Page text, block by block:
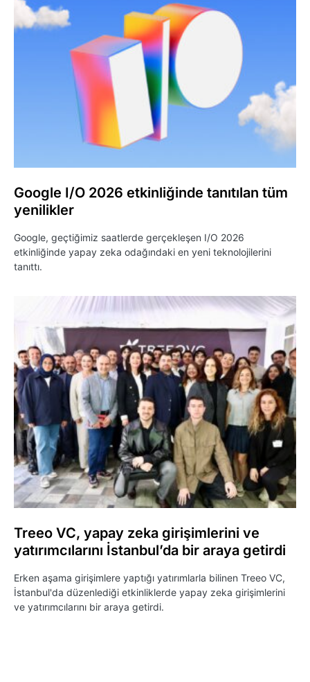
Google I/O 2026 etkinliğinde tanıtılan tüm
yenilikler
Google, geçtiğimiz saatlerde gerçekleşen I/O 2026
etkinliğinde yapay zeka odağındaki en yeni teknolojilerini
tanıttı.
Treeo VC, yapay zeka girişimlerini ve
yatırımcılarını İstanbul’da bir araya getirdi
Erken aşama girişimlere yaptığı yatırımlarla bilinen Treeo VC,
İstanbul'da düzenlediği etkinliklerde yapay zeka girişimlerini
ve yatırımcılarını bir araya getirdi.